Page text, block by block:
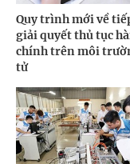
Quy trình mới về
giải quyết thủ tục
chính trên môi
tử